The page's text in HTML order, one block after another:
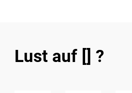
Lust auf [] ?